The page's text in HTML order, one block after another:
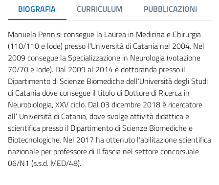
BIOGRAFIA CURRICULUM PUBBLICAZIONI
Manuela Pennisi consegue la Laurea in Medicina e Chirurgia
(110/110 e lode) presso l'Università di Catania nel 2004. Nel
2009 consegue la Specializzazione in Neurologia (votazione
70/70 e lode). Dal 2009 al 2014 è dottoranda presso il
Dipartimento di Scienze Biomediche dell’Università degli Studi
di Catania dove consegue il titolo di Dottore di Ricerca in
Neurobiologia, XXV ciclo. Dal 03 dicembre 2018 è ricercatore
all’ Università di Catania, dove svolge attività didattica e
scientifica presso il Dipartimento di Scienze Biomediche e
Biotecnologiche. Nel 2017 ha ottenuto l’abilitazione scientifica
nazionale per professore di II fascia nel settore concorsuale
06/N1 (s.s.d. MED/48).